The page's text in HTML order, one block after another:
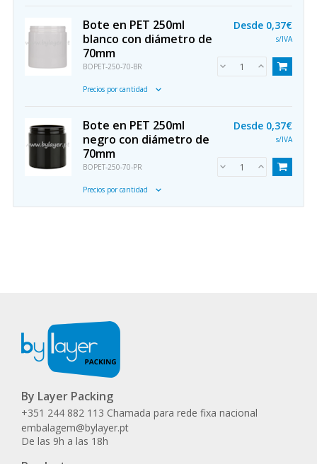
Bote en PET 250ml
blanco con diámetro de
70mm
BOPET-250-70-BR
Precios por cantidad
Desde 0,37€
s/IVA
Bote en PET 250ml
negro con diámetro de
70mm
BOPET-250-70-PR
Precios por cantidad
Desde 0,37€
s/IVA
By Layer Packing
+351 244 882 113 Chamada para rede fixa nacional
embalagem@bylayer.pt
De las 9h a las 18h